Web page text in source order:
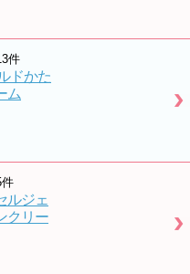
件
ドかた
ム
ルジェ
クリー